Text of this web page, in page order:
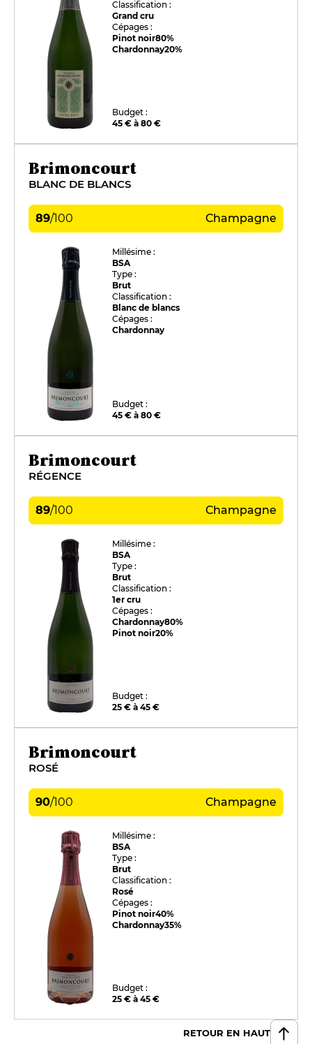
Classification :
Grand cru
Cépages :
Pinot noir80%
Chardonnay20%
Budget :
45 € à 80 €
Brimoncourt
BLANC DE BLANCS
89/100 Champagne
Millésime :
BSA
Type :
Brut
Classification :
Blanc de blancs
Cépages :
Chardonnay
Budget :
45 € à 80 €
Brimoncourt
RÉGENCE
89/100 Champagne
Millésime :
BSA
Type :
Brut
Classification :
1er cru
Cépages :
Chardonnay80%
Pinot noir20%
Budget :
25 € à 45 €
Brimoncourt
ROSÉ
90/100 Champagne
Millésime :
BSA
Type :
Brut
Classification :
Rosé
Cépages :
Pinot noir40%
Chardonnay35%
Budget :
25 € à 45 €
RETOUR EN HAUT